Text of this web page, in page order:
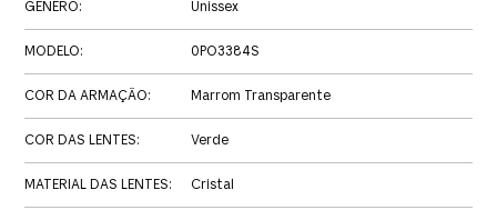
GÊNERO: Unissex
MODELO: 0PO3384S
COR DA ARMAÇÃO: Marrom Transparente
COR DAS LENTES: Verde
MATERIAL DAS LENTES: Cristal